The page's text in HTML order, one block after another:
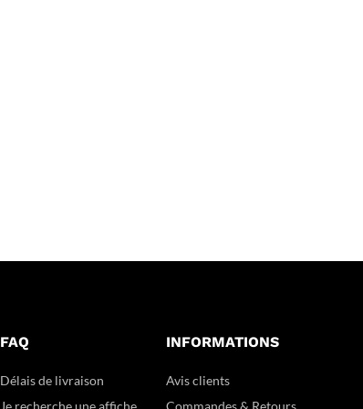
FAQ
Délais de livraison
Je recherche une affiche
INFORMATIONS
Avis clients
Commandes & Retours